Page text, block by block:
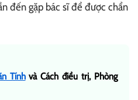
đến gặp bác sĩ để được chẩn
Tínhvà Cách điều trị, Phòng